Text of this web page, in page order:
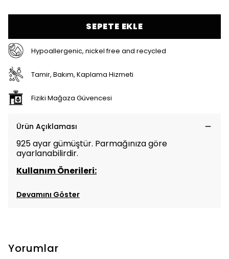
SEPETE EKLE
Hypoallergenic, nickel free and recycled
Tamir, Bakım, Kaplama Hizmeti
Fiziki Mağaza Güvencesi
Ürün Açıklaması
925 ayar gümüştür. Parmağınıza göre
ayarlanabilirdir.
Kullanım Önerileri:
Devamını Göster
Yorumlar